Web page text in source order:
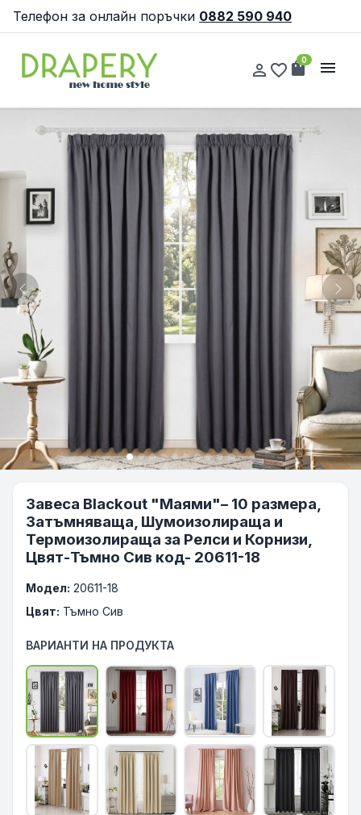
Телефон за онлайн поръчки 0882 590 940
person_outline favorite_border shopping_bag
0 menu
Previous
Завеса Blackout "Маями"– 10 размера,
Затъмняваща, Шумоизолираща и
Термоизолираща за Релси и Корнизи,
Цвят-Тъмно Сив код- 20611-18
Модел: 20611-18
Цвят: Тъмно Сив
ВАРИАНТИ НА ПРОДУКТА